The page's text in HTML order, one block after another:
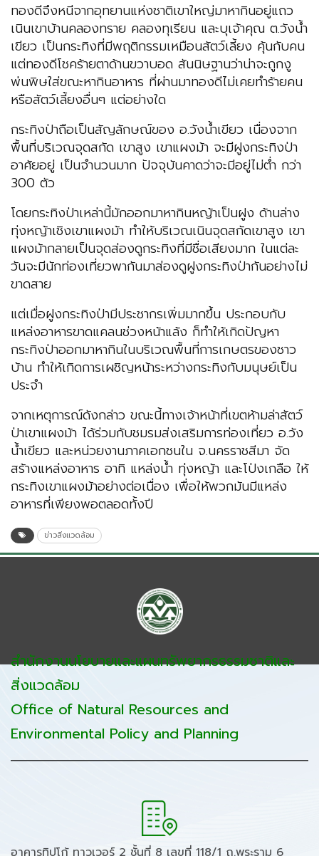
ทองดีจึงหนีจากอุทยานแห่งชาติเขาใหญ่มาหากินอยู่แถว
เนินเขาบ้านคลองทราย คลองทุเรียน และบุเจ้าคุณ ต.วังน้ำ
เขียว เป็นกระทิงที่มีพฤติกรรมเหมือนสัตว์เลี้ยง คุ้นกับคน
แต่ทองดีโชคร้ายตาด้านขวาบอด สันนิษฐานว่าน่าจะถูกงู
พ่นพิษใส่ขณะหากินอาหาร ที่ผ่านมาทองดีไม่เคยทำร้ายคน
หรือสัตว์เลี้ยงอื่นๆ แต่อย่างใด
กระทิงป่าถือเป็นสัญลักษณ์ของ อ.วังน้ำเขียว เนื่องจาก
พื้นที่บริเวณจุดสกัด เขาสูง เขาแผงม้า จะมีฝูงกระทิงป่า
อาศัยอยู่ เป็นจำนวนมาก ปัจจุบันคาดว่าจะมีอยู่ไม่ต่ำ กว่า
300 ตัว
โดยกระทิงป่าเหล่านี้มักออกมาหากินหญ้าเป็นฝูง ด้านล่าง
ทุ่งหญ้าเชิงเขาแผงม้า ทำให้บริเวณเนินจุดสกัดเขาสูง เขา
แผงม้ากลายเป็นจุดส่องดูกระทิงที่มีชื่อเสียงมาก ในแต่ละ
วันจะมีนักท่องเที่ยวพากันมาส่องดูฝูงกระทิงป่ากันอย่างไม่
ขาดสาย
แต่เมื่อฝูงกระทิงป่ามีประชากรเพิ่มมากขึ้น ประกอบกับ
แหล่งอาหารขาดแคลนช่วงหน้าแล้ง ก็ทำให้เกิดปัญหา
กระทิงป่าออกมาหากินในบริเวณพื้นที่การเกษตรของชาว
บ้าน ทำให้เกิดการเผชิญหน้าระหว่างกระทิงกับมนุษย์เป็น
ประจำ
จากเหตุการณ์ดังกล่าว ขณะนี้ทางเจ้าหน้าที่เขตห้ามล่าสัตว์
ป่าเขาแผงม้า ได้ร่วมกับชมรมส่งเสริมการท่องเที่ยว อ.วัง
น้ำเขียว และหน่วยงานภาคเอกชนใน จ.นครราชสีมา จัด
สร้างแหล่งอาหาร อาทิ แหล่งน้ำ ทุ่งหญ้า และโป่งเกลือ ให้
กระทิงเขาแผงม้าอย่างต่อเนื่อง เพื่อให้พวกมันมีแหล่ง
อาหารที่เพียงพอตลอดทั้งปี
ข่าวสิ่งแวดล้อม
สำนักงานนโยบายและแผนทรัพยากรธรรมชาติและ
สิ่งแวดล้อม
Office of Natural Resources and
Environmental Policy and Planning
อาคารทิปโก้ ทาวเวอร์ 2 ชั้นที่ 8 เลขที่ 118/1 ถ.พระราม 6